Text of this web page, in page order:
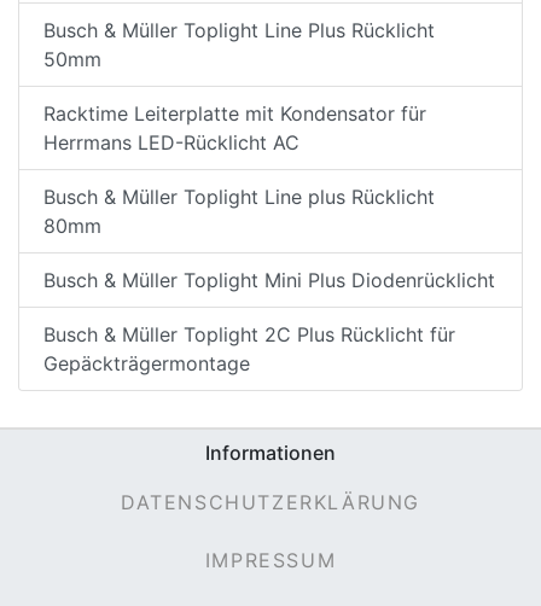
Busch & Müller Toplight Line Plus Rücklicht
50mm
Racktime Leiterplatte mit Kondensator für
Herrmans LED-Rücklicht AC
Busch & Müller Toplight Line plus Rücklicht
80mm
Busch & Müller Toplight Mini Plus Diodenrücklicht
Busch & Müller Toplight 2C Plus Rücklicht für
Gepäckträgermontage
Informationen
DATENSCHUTZERKLÄRUNG
IMPRESSUM